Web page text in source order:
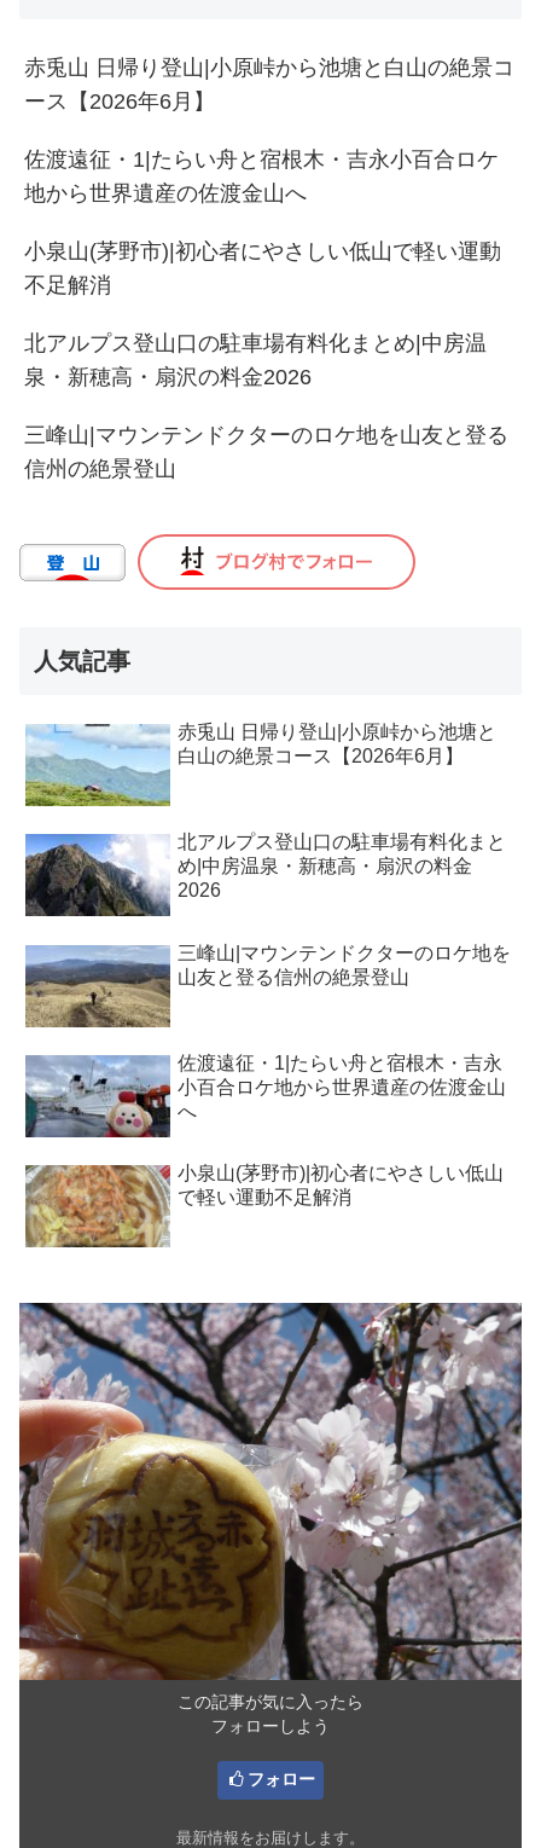
赤兎山 日帰り登山|小原峠から池塘と白山の絶景コ
ース【2026年6月】
佐渡遠征・1|たらい舟と宿根木・吉永小百合ロケ
地から世界遺産の佐渡金山へ
小泉山(茅野市)|初心者にやさしい低山で軽い運動
不足解消
北アルプス登山口の駐車場有料化まとめ|中房温
泉・新穂高・扇沢の料金2026
三峰山|マウンテンドクターのロケ地を山友と登る
信州の絶景登山
人気記事
赤兎山 日帰り登山|小原峠から池塘と
白山の絶景コース【2026年6月】
北アルプス登山口の駐車場有料化まと
め|中房温泉・新穂高・扇沢の料金
2026
三峰山|マウンテンドクターのロケ地を
山友と登る信州の絶景登山
佐渡遠征・1|たらい舟と宿根木・吉永
小百合ロケ地から世界遺産の佐渡金山
へ
小泉山(茅野市)|初心者にやさしい低山
で軽い運動不足解消
この記事が気に入ったら
フォローしよう
フォロー
最新情報をお届けします。